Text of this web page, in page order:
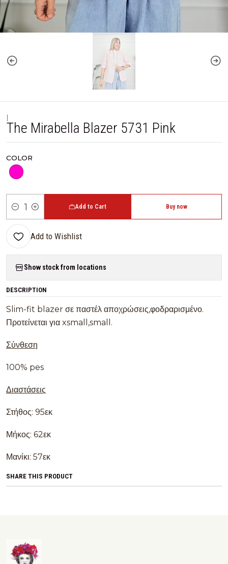
|
The Mirabella Blazer 5731 Pink
COLOR
Quantity
Add to Cart Buy now
Add to Wishlist
Show stock from locations
DESCRIPTION
Slim-fit blazer σε παστέλ αποχρώσεις,φοδραρισμένο.
Προτείνεται για xsmall,small.
Σύνθεση
100% pes
Διαστάσεις
Στήθος: 95εκ
Μήκος: 62εκ
Μανίκι: 57εκ
SHARE THIS PRODUCT